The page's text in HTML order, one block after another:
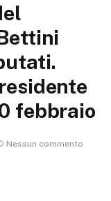
febbraio
Nessun commento